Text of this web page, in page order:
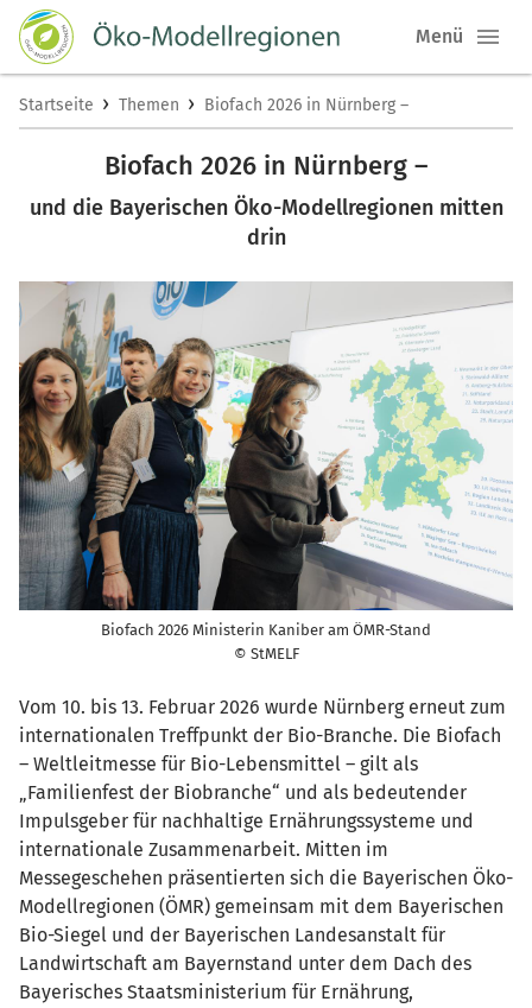
Menü
Startseite › Themen › Biofach 2026 in Nürnberg –
Biofach 2026 in Nürnberg –
und die Bayerischen Öko-Modellregionen mitten
drin
Biofach 2026 Ministerin Kaniber am ÖMR-Stand
© StMELF
Vom 10. bis 13. Februar 2026 wurde Nürnberg erneut zum
internationalen Treffpunkt der Bio-Branche. Die Biofach
– Weltleitmesse für Bio-Lebensmittel – gilt als
„Familienfest der Biobranche“ und als bedeutender
Impulsgeber für nachhaltige Ernährungssysteme und
internationale Zusammenarbeit. Mitten im
Messegeschehen präsentierten sich die Bayerischen Öko-
Modellregionen (ÖMR) gemeinsam mit dem Bayerischen
Bio-Siegel und der Bayerischen Landesanstalt für
Landwirtschaft am Bayernstand unter dem Dach des
Bayerisches Staatsministerium für Ernährung,